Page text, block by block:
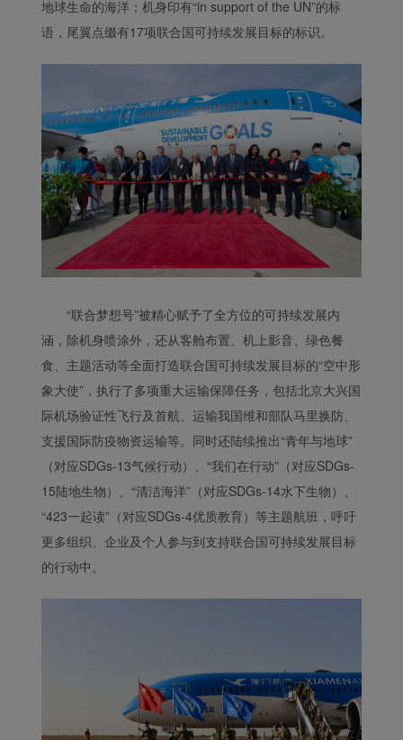
地球生命的海洋；机身印有“in support of the UN”的标
语，尾翼点缀有17项联合国可持续发展目标的标识。
“联合梦想号”被精心赋予了全方位的可持续发展内
涵，除机身喷涂外，还从客舱布置、机上影音、绿色餐
食、主题活动等全面打造联合国可持续发展目标的“空中形
象大使”，执行了多项重大运输保障任务，包括北京大兴国
际机场验证性飞行及首航、运输我国维和部队马里换防、
支援国际防疫物资运输等。同时还陆续推出“青年与地球”
（对应SDGs-13气候行动）、“我们在行动”（对应SDGs-
15陆地生物）、“清洁海洋”（对应SDGs-14水下生物）、
“423一起读”（对应SDGs-4优质教育）等主题航班，呼吁
更多组织、企业及个人参与到支持联合国可持续发展目标
的行动中。